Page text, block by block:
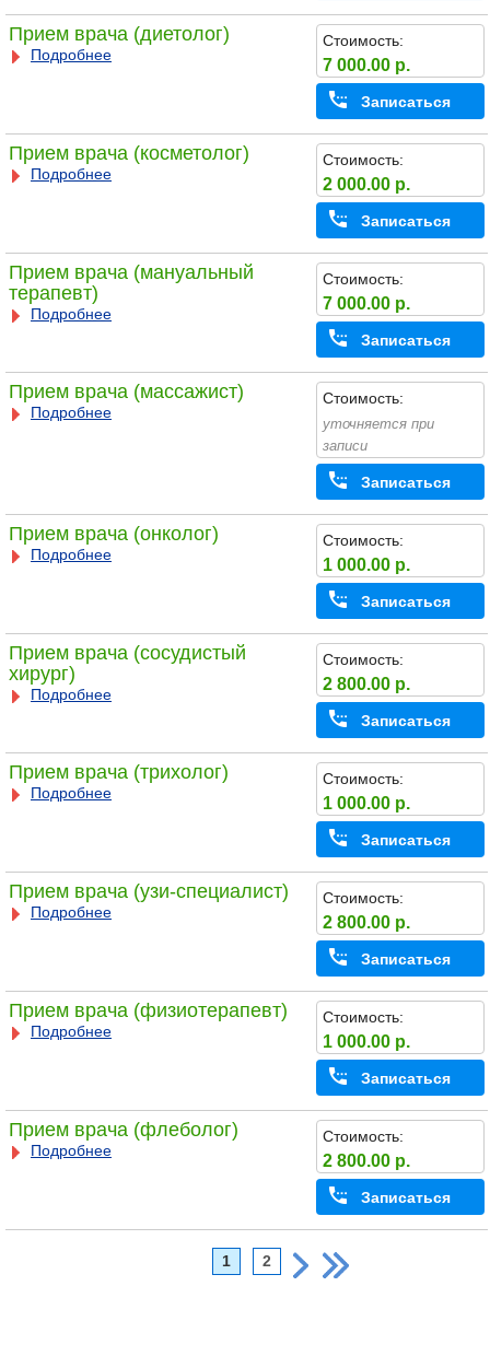
Прием врача (диетолог)
Подробнее
Стоимость:
7 000.00 р.
Записаться
Прием врача (косметолог)
Подробнее
Стоимость:
2 000.00 р.
Записаться
Прием врача (мануальный
терапевт)
Подробнее
Стоимость:
7 000.00 р.
Записаться
Прием врача (массажист)
Подробнее
Стоимость:
уточняется при
записи
Записаться
Прием врача (онколог)
Подробнее
Стоимость:
1 000.00 р.
Записаться
Прием врача (сосудистый
хирург)
Подробнее
Стоимость:
2 800.00 р.
Записаться
Прием врача (трихолог)
Подробнее
Стоимость:
1 000.00 р.
Записаться
Прием врача (узи-специалист)
Подробнее
Стоимость:
2 800.00 р.
Записаться
Прием врача (физиотерапевт)
Подробнее
Стоимость:
1 000.00 р.
Записаться
Прием врача (флеболог)
Подробнее
Стоимость:
2 800.00 р.
Записаться
1 2